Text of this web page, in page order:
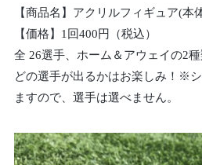
【商品名】アクリルフィギュア(本
【価格】1回400円（税込）
全 26選手、ホーム＆アウェイの2
どの選手が出るかはお楽しみ！※
ますので、選手は選べません。